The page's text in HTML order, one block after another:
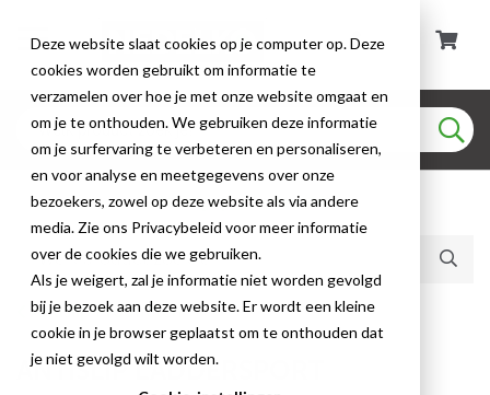
Deze website slaat cookies op je computer op. Deze
cookies worden gebruikt om informatie te
verzamelen over hoe je met onze website omgaat en
om je te onthouden. We gebruiken deze informatie
om je surfervaring te verbeteren en personaliseren,
en voor analyse en meetgegevens over onze
bezoekers, zowel op deze website als via andere
media. Zie ons Privacybeleid voor meer informatie
over de cookies die we gebruiken.
Als je weigert, zal je informatie niet worden gevolgd
bij je bezoek aan deze website. Er wordt een kleine
cookie in je browser geplaatst om te onthouden dat
je niet gevolgd wilt worden.
Huidige producten (24)
Antislip Producten
ANTISLIP LADDERSPORT